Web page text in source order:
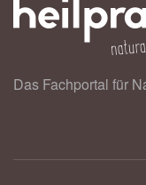
Das Fachportal für